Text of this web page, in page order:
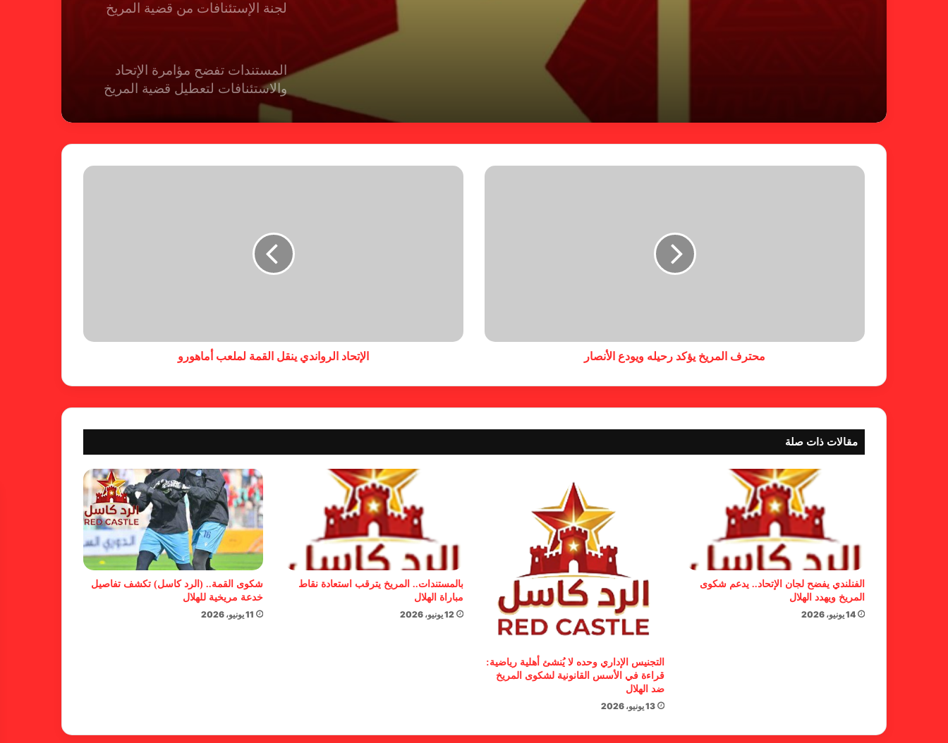
لجنة الإستئنافات من قضية المريخ
المستندات تفضح مؤامرة الإتحاد
والاستئنافات لتعطيل قضية المريخ
حسم قضية المريخ وتنتظر الإتحاد
لجنة المسابقات تفاجئ الإتحاد بشأن
الهبوط والصعود
بمذكرة تفاهم
شكوى الهلال.. خطوة مريخية وغضب
على الأمين العام والمسابقات
بسبب “الصفر الدولي” .. ريجيكامب
يهرب من الهلال
من المريخ تجاه الأهلي مدني
محترف المريخ يؤكد رحيله ويودع الأنصار الإتحاد الرواندي ينقل القمة لملعب أماهورو
مقالات ذات صلة
الفنلندي يفضح لجان الإتحاد.. يدعم شكوى
المريخ ويهدد الهلال
14 يونيو، 2026
التجنيس الإداري وحده لا يُنشئ أهلية رياضية:
قراءة في الأسس القانونية لشكوى المريخ
ضد الهلال
13 يونيو، 2026
بالمستندات.. المريخ يترقب استعادة نقاط
مباراة الهلال
12 يونيو، 2026
شكوى القمة.. (الرد كاسل) تكشف تفاصيل
خدعة مريخية للهلال
11 يونيو، 2026